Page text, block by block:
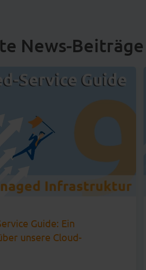
News-Beiträge
Guide: Ein
unsere Cloud-